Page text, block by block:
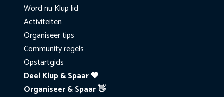
Word nu Klup lid
Activiteiten
Organiseer tips
Community regels
Opstartgids
Deel Klup & Spaar 💙
Organiseer & Spaar 👋